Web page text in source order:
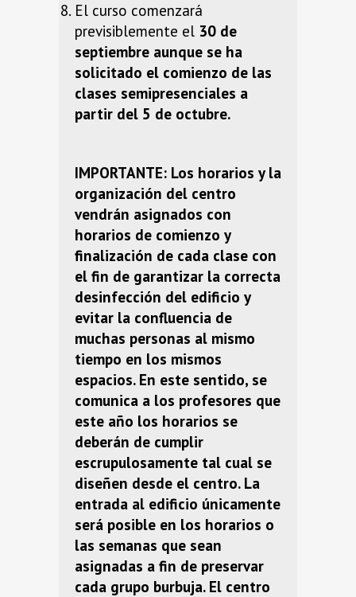
El curso comenzará
previsiblemente el 30 de
septiembre aunque se ha
solicitado el comienzo de las
clases semipresenciales a
partir del 5 de octubre.
IMPORTANTE: Los horarios y la
organización del centro
vendrán asignados con
horarios de comienzo y
finalización de cada clase con
el fin de garantizar la correcta
desinfección del edificio y
evitar la confluencia de
muchas personas al mismo
tiempo en los mismos
espacios. En este sentido, se
comunica a los profesores que
este año los horarios se
deberán de cumplir
escrupulosamente tal cual se
diseñen desde el centro. La
entrada al edificio únicamente
será posible en los horarios o
las semanas que sean
asignadas a fin de preservar
cada grupo burbuja. El centro